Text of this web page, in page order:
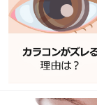
装着期間
1 Day
1 Month